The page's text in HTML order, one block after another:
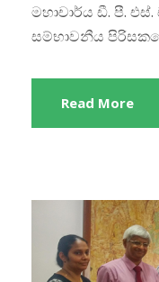
මහාචාර්ය ඩී. පී.
සම්භාවනීය
Read More